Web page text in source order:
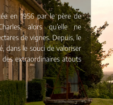
en 1956 par le père de
alors qu’elle ne
de vignes. Depuis, le
dans le souci de valoriser
extraordinaires atouts